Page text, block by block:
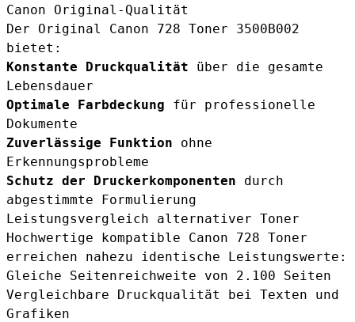
Canon Original-Qualität
Der Original Canon 728 Toner 3500B002
bietet:
Konstante Druckqualität über die gesamte
Lebensdauer
Optimale Farbdeckung für professionelle
Dokumente
Zuverlässige Funktion ohne
Erkennungsprobleme
Schutz der Druckerkomponenten durch
abgestimmte Formulierung
Leistungsvergleich alternativer Toner
Hochwertige kompatible Canon 728 Toner
erreichen nahezu identische Leistungswerte:
Gleiche Seitenreichweite von 2.100 Seiten
Vergleichbare Druckqualität bei Texten und
Grafiken